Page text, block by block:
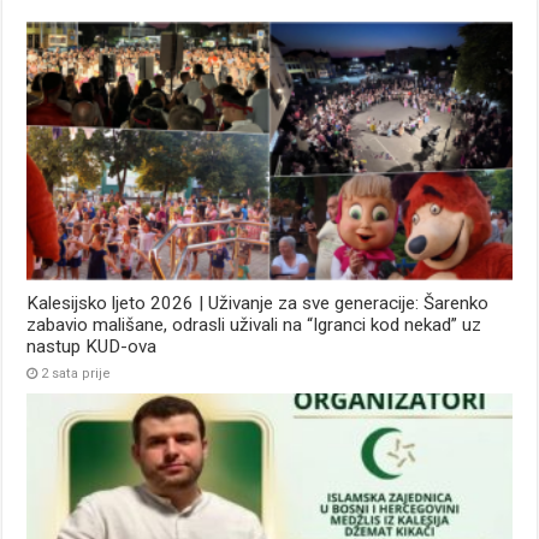
Kalesijsko ljeto 2026 | Uživanje za sve generacije: Šarenko
zabavio mališane, odrasli uživali na “Igranci kod nekad” uz
nastup KUD-ova
2 sata prije